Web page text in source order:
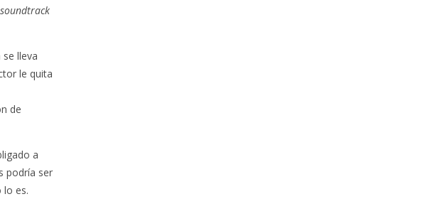
soundtrack
lleva
le quita
de
a
podría ser
lo es.